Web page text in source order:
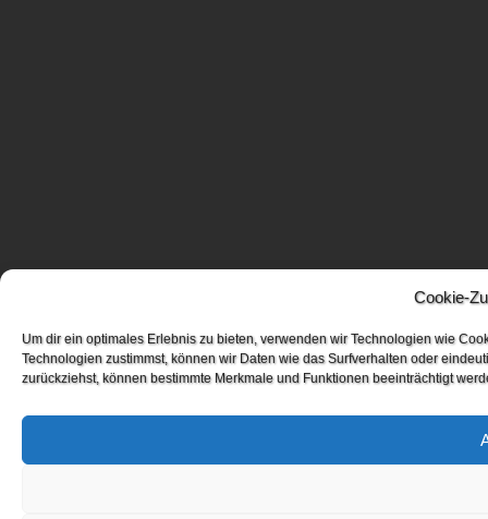
Cookie-
Um dir ein optimales Erlebnis zu bieten, verwenden wir Technologien wie
Technologien zustimmst, können wir Daten wie das Surfverhalten oder
zurückziehst, können bestimmte Merkmale und Funktionen beeinträchtigt